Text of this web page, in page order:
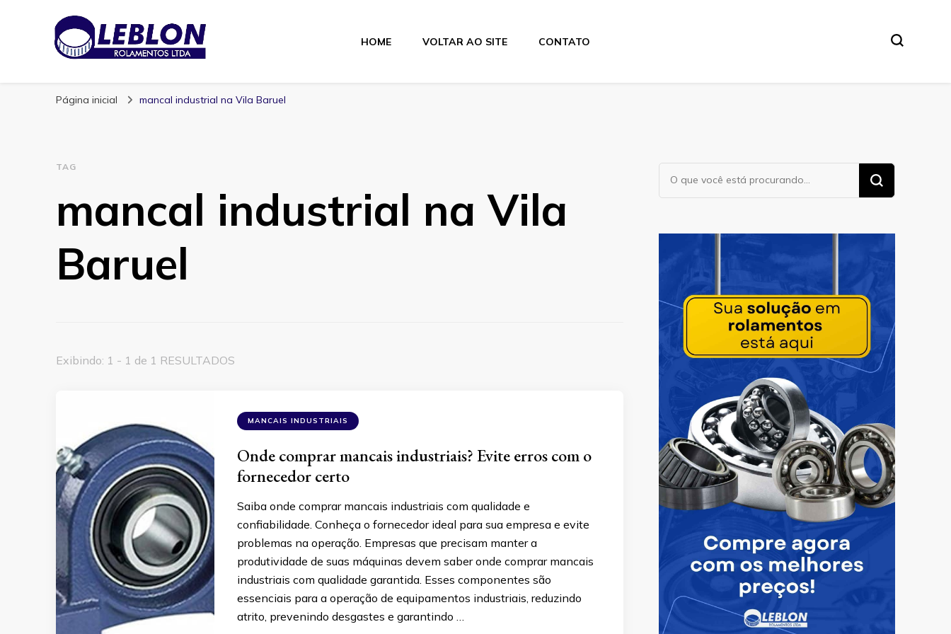
Blog | Leblon Rolamentos
HOME VOLTAR AO SITE CONTATO
Página inicial mancal industrial na Vila Baruel
TAG
mancal industrial na Vila
Baruel
Exibindo: 1 - 1 de 1 RESULTADOS
MANCAIS INDUSTRIAIS
Onde comprar mancais industriais? Evite erros com o
fornecedor certo
Saiba onde comprar mancais industriais com qualidade e
confiabilidade. Conheça o fornecedor ideal para sua empresa e evite
problemas na operação. Empresas que precisam manter a
produtividade de suas máquinas devem saber onde comprar mancais
industriais com qualidade garantida. Esses componentes são
essenciais para a operação de equipamentos industriais, reduzindo
atrito, prevenindo desgastes e garantindo …
Procurando
algo?